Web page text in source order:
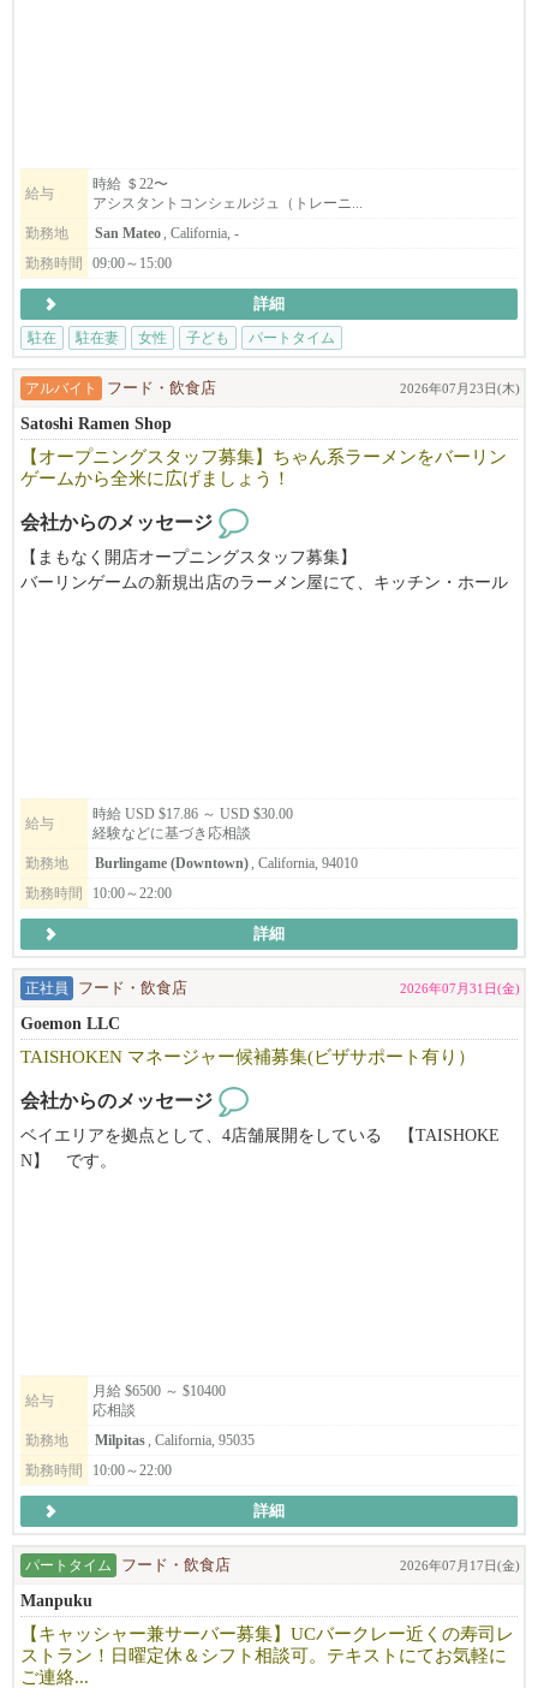
現在サンマテオ支部、サンタクララ支部、イーストベイ支部が発
足しました。
更なるサービス拡大のためベイエリア全域でコンシェルジュを募
集しています。
英語に自信がない、社会と繋がりを持ちたい、日々にやりがいを
子どもの学校の時間しか働けない、未経験の方も歓迎します。
さまざまな背景や課題を抱える日本人女性が、安心して働ける場
をつくりたい、その想いで立ち上げた会社です。
たくさんの日本人女性が働いています。
給与
時給 ＄22〜
アシスタントコンシェルジュ（トレーニ...
勤務地
San Mateo, California, -
勤務時間
09:00～15:00
詳細
駐在
駐在妻 女性 子ども パートタイム
アルバイト フード・飲食店 2026年07月23日(木)
Satoshi Ramen Shop
【オープニングスタッフ募集】ちゃん系ラーメンをバーリン
ゲームから全米に広げましょう！
会社からのメッセージ
【まもなく開店オープニングスタッフ募集】
バーリンゲームの新規出店のラーメン屋にて、キッチン・ホール
給与
時給 USD $17.86 ～ USD $30.00
経験などに基づき応相談
勤務地
Burlingame (Downtown) , California, 94010
勤務時間
10:00～22:00
詳細
正社員 フード・飲食店 2026年07月31日(金)
Goemon LLC
TAISHOKEN マネージャー候補募集(ビザサポート有り）
会社からのメッセージ
ベイエリアを拠点として、4店舗展開をしている 【TAISHOKE
N】 です。
候補者の方のキャリアアップとして、将来的に次のステージを目
指せるような
会社を目指しています。
◆月給レンジ$6500~$10400
＊ポジションによりますが、規定範囲内での残業代込みで
昇給して店舗責任者のGMになれば年収で120k以上+ボーナスに
なります。
給与
月給 $6500 ～ $10400
応相談
勤務地
Milpitas, California, 95035
勤務時間
10:00～22:00
詳細
パートタイム フード・飲食店 2026年07月17日(金)
Manpuku
【キャッシャー兼サーバー募集】UCバークレー近くの寿司レ
ストラン！日曜定休＆シフト相談可。テキストにてお気軽に
ご連絡...